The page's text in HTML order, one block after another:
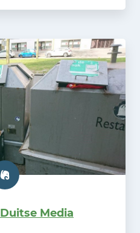
Media